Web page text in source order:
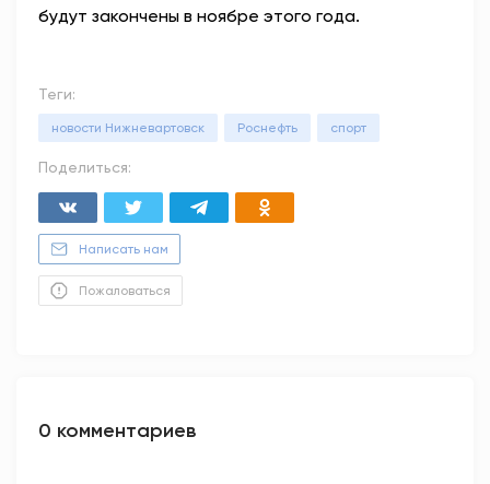
будут закончены в ноябре этого года.
Теги:
новости Нижневартовск Роснефть спорт
Поделиться:
Написать нам
Пожаловаться
0 комментариев